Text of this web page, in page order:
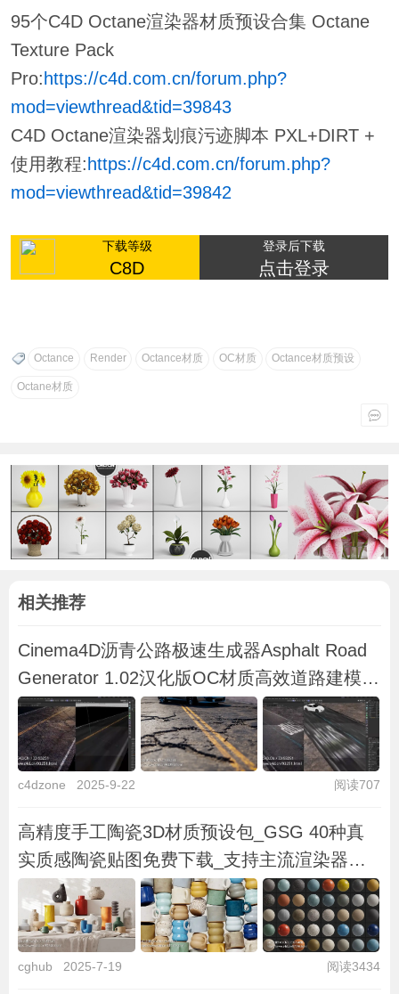
95个C4D Octane渲染器材质预设合集 Octane
Texture Pack
Pro: https://c4d.com.cn/forum.php?
mod=viewthread&tid=39843
C4D Octane渲染器划痕污迹脚本 PXL+DIRT +
使用教程: https://c4d.com.cn/forum.php?
mod=viewthread&tid=39842
下载等级
C8D
登录后下载
点击登录
Octance Render Octance材质 OC材质 Octance材质预设
Octane材质
相关推荐
Cinema4D沥青公路极速生成器Asphalt Road
Generator 1.02汉化版OC材质高效道路建模预
设免费下载
c4dzone 2025-9-22 阅读707
高精度手工陶瓷3D材质预设包_GSG 40种真
实质感陶瓷贴图免费下载_支持主流渲染器
GSG Material：Handcrafted Ceramic
cghub 2025-7-19 阅读3434